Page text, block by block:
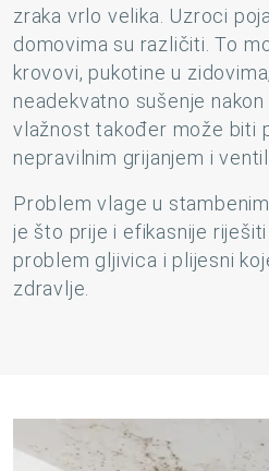
zraka vrlo velika. Uzroci
domovima su različiti. To
krovovi, pukotine u
neadekvatno sušenje
vlažnost također može biti
nepravilnim grijanjem i
Problem vlage u
je što prije i efikasnije
problem gljivica i plijesni
zdravlje.